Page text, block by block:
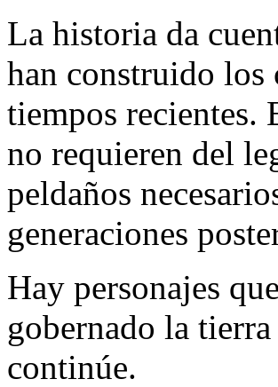
La historia da
han construido los
tiempos recientes.
no requieren del
peldaños
generaciones
Hay personajes
gobernado la
continúe.